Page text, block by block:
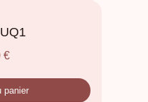
€
panier